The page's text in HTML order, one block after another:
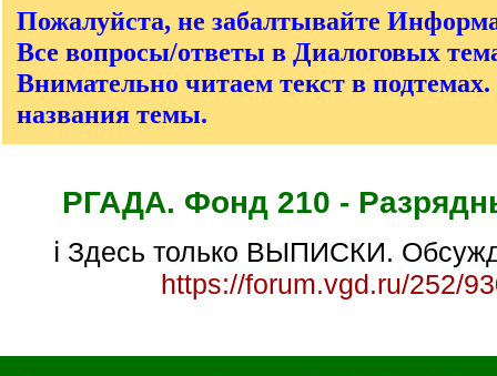
]
Пожалуйста, не забалтывайте
Все вопросы/ответы в Диалоговых
Внимательно читаем текст в
названия темы.
РГАДА. Фонд 210 -
ℹ Здесь только ВЫПИСКИ.
https://forum.vgd.ru/252/